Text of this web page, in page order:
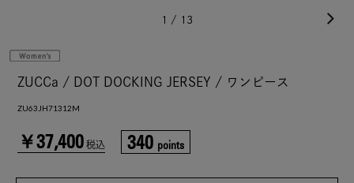
1 / 13
ZUCCa / DOT DOCKING JERSEY / ワンピース
ZU63JH71312M
￥37,400 税込 340 points